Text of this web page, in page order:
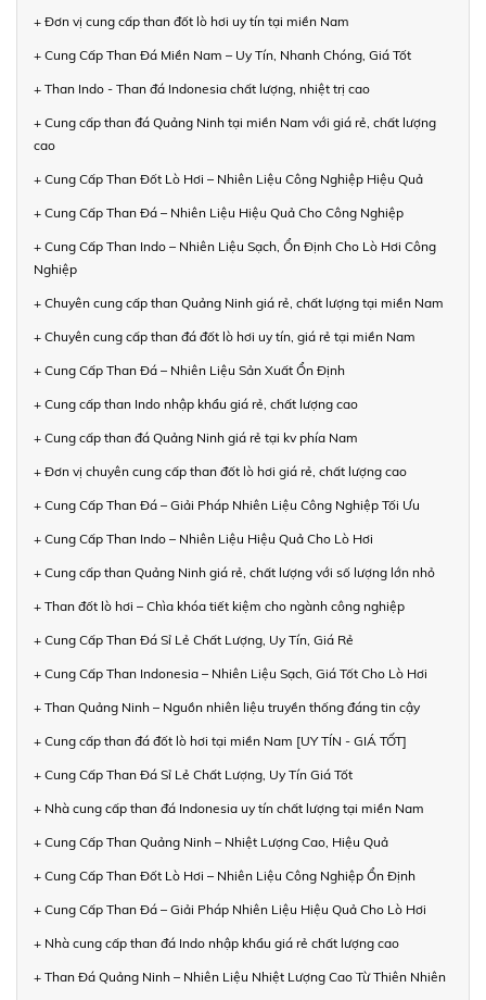
+ Đơn vị cung cấp than đốt lò hơi uy tín tại miền Nam
+ Cung Cấp Than Đá Miền Nam – Uy Tín, Nhanh Chóng, Giá Tốt
+ Than Indo - Than đá Indonesia chất lượng, nhiệt trị cao
+ Cung cấp than đá Quảng Ninh tại miền Nam với giá rẻ, chất lượng
cao
+ Cung Cấp Than Đốt Lò Hơi – Nhiên Liệu Công Nghiệp Hiệu Quả
+ Cung Cấp Than Đá – Nhiên Liệu Hiệu Quả Cho Công Nghiệp
+ Cung Cấp Than Indo – Nhiên Liệu Sạch, Ổn Định Cho Lò Hơi Công
Nghiệp
+ Chuyên cung cấp than Quảng Ninh giá rẻ, chất lượng tại miền Nam
+ Chuyên cung cấp than đá đốt lò hơi uy tín, giá rẻ tại miền Nam
+ Cung Cấp Than Đá – Nhiên Liệu Sản Xuất Ổn Định
+ Cung cấp than Indo nhập khẩu giá rẻ, chất lượng cao
+ Cung cấp than đá Quảng Ninh giá rẻ tại kv phía Nam
+ Đơn vị chuyên cung cấp than đốt lò hơi giá rẻ, chất lượng cao
+ Cung Cấp Than Đá – Giải Pháp Nhiên Liệu Công Nghiệp Tối Ưu
+ Cung Cấp Than Indo – Nhiên Liệu Hiệu Quả Cho Lò Hơi
+ Cung cấp than Quảng Ninh giá rẻ, chất lượng với số lượng lớn nhỏ
+ Than đốt lò hơi – Chìa khóa tiết kiệm cho ngành công nghiệp
+ Cung Cấp Than Đá Sỉ Lẻ Chất Lượng, Uy Tín, Giá Rẻ
+ Cung Cấp Than Indonesia – Nhiên Liệu Sạch, Giá Tốt Cho Lò Hơi
+ Than Quảng Ninh – Nguồn nhiên liệu truyền thống đáng tin cậy
+ Cung cấp than đá đốt lò hơi tại miền Nam [UY TÍN - GIÁ TỐT]
+ Cung Cấp Than Đá Sỉ Lẻ Chất Lượng, Uy Tín Giá Tốt
+ Nhà cung cấp than đá Indonesia uy tín chất lượng tại miền Nam
+ Cung Cấp Than Quảng Ninh – Nhiệt Lượng Cao, Hiệu Quả
+ Cung Cấp Than Đốt Lò Hơi – Nhiên Liệu Công Nghiệp Ổn Định
+ Cung Cấp Than Đá – Giải Pháp Nhiên Liệu Hiệu Quả Cho Lò Hơi
+ Nhà cung cấp than đá Indo nhập khẩu giá rẻ chất lượng cao
+ Than Đá Quảng Ninh – Nhiên Liệu Nhiệt Lượng Cao Từ Thiên Nhiên